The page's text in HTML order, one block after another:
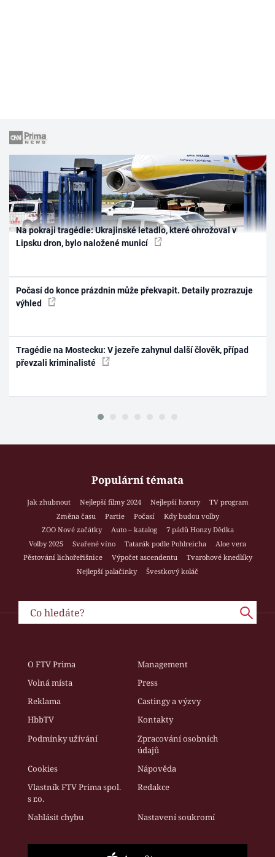
Na pokraji tragédie: Ukrajinské letadlo, které ohrožoval v
Lipsku dron, bylo naložené municí
Počasí do konce prázdnin může překvapit. Detaily prozrazuje
výhled
Tragédie na Mostecku: V jezeře zahynul další člověk, případ
převzali kriminalisté
Populární témata
Jak zhubnout Nejlepší filmy 2024 Nejlepší horory
TV program
Změna času
Partie Počasí
Kdy budou volby
ZOO Nové začátky
Auto – katalog
7 pádů Honzy Dědka
Volby 2025
Svařené víno Tatarák podle Pohlreicha
Aloe vera
Pěstování lichořeřišnice
Výpočet ascendentu
Tvarohové knedlíky
Nejlepší palačinky
Švestkový koláč
O FTV Prima
Management
Volná místa
Press
Reklama
Castingy a výzvy
HbbTV
Kontakty
Podmínky užívání
Zpracování osobních
údajů
Cookies
Nápověda
Vlastník FTV Prima spol.
s r.o.
Redakce
Nahlásit chybu Nastavení soukromí